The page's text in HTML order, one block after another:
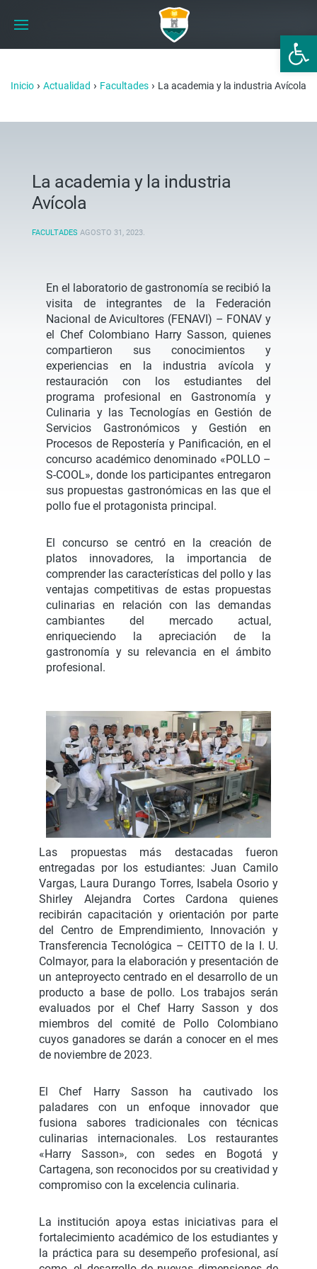
Abrir
Inicio › Actualidad › Facultades › La academia y la industria Avícola
La academia y la industria
Avícola
FACULTADES AGOSTO 31, 2023.
En el laboratorio de gastronomía se recibió la
visita de integrantes de la Federación
Nacional de Avicultores (FENAVI) – FONAV y
el Chef Colombiano Harry Sasson, quienes
compartieron sus conocimientos y
experiencias en la industria avícola y
restauración con los estudiantes del
programa profesional en Gastronomía y
Culinaria y las Tecnologías en Gestión de
Servicios Gastronómicos y Gestión en
Procesos de Repostería y Panificación, en el
concurso académico denominado «POLLO –
S-COOL», donde los participantes entregaron
sus propuestas gastronómicas en las que el
pollo fue el protagonista principal.
El concurso se centró en la creación de
platos innovadores, la importancia de
comprender las características del pollo y las
ventajas competitivas de estas propuestas
culinarias en relación con las demandas
cambiantes del mercado actual,
enriqueciendo la apreciación de la
gastronomía y su relevancia en el ámbito
profesional.
Las propuestas más destacadas fueron
entregadas por los estudiantes: Juan Camilo
Vargas, Laura Durango Torres, Isabela Osorio y
Shirley Alejandra Cortes Cardona quienes
recibirán capacitación y orientación por parte
del Centro de Emprendimiento, Innovación y
Transferencia Tecnológica – CEITTO de la I. U.
Colmayor, para la elaboración y presentación de
un anteproyecto centrado en el desarrollo de un
producto a base de pollo. Los trabajos serán
evaluados por el Chef Harry Sasson y dos
miembros del comité de Pollo Colombiano
cuyos ganadores se darán a conocer en el mes
de noviembre de 2023.
El Chef Harry Sasson ha cautivado los
paladares con un enfoque innovador que
fusiona sabores tradicionales con técnicas
culinarias internacionales. Los restaurantes
«Harry Sasson», con sedes en Bogotá y
Cartagena, son reconocidos por su creatividad y
compromiso con la excelencia culinaria.
La institución apoya estas iniciativas para el
fortalecimiento académico de los estudiantes y
la práctica para su desempeño profesional, así